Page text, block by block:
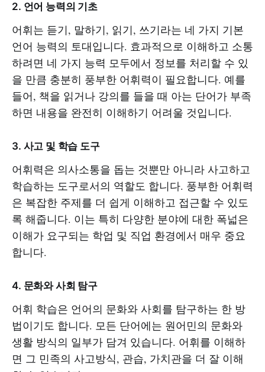
2. 언어 능력의 기초
어휘는 듣기, 말하기, 읽기, 쓰기라는 네 가지 기본
언어 능력의 토대입니다. 효과적으로 이해하고 소통
하려면 네 가지 능력 모두에서 정보를 처리할 수 있
을 만큼 충분히 풍부한 어휘력이 필요합니다. 예를
들어, 책을 읽거나 강의를 들을 때 아는 단어가 부족
하면 내용을 완전히 이해하기 어려울 것입니다.
3. 사고 및 학습 도구
어휘력은 의사소통을 돕는 것뿐만 아니라 사고하고
학습하는 도구로서의 역할도 합니다. 풍부한 어휘력
은 복잡한 주제를 더 쉽게 이해하고 접근할 수 있도
록 해줍니다. 이는 특히 다양한 분야에 대한 폭넓은
이해가 요구되는 학업 및 직업 환경에서 매우 중요
합니다.
4. 문화와 사회 탐구
어휘 학습은 언어의 문화와 사회를 탐구하는 한 방
법이기도 합니다. 모든 단어에는 원어민의 문화와
생활 방식의 일부가 담겨 있습니다. 어휘를 이해하
면 그 민족의 사고방식, 관습, 가치관을 더 잘 이해